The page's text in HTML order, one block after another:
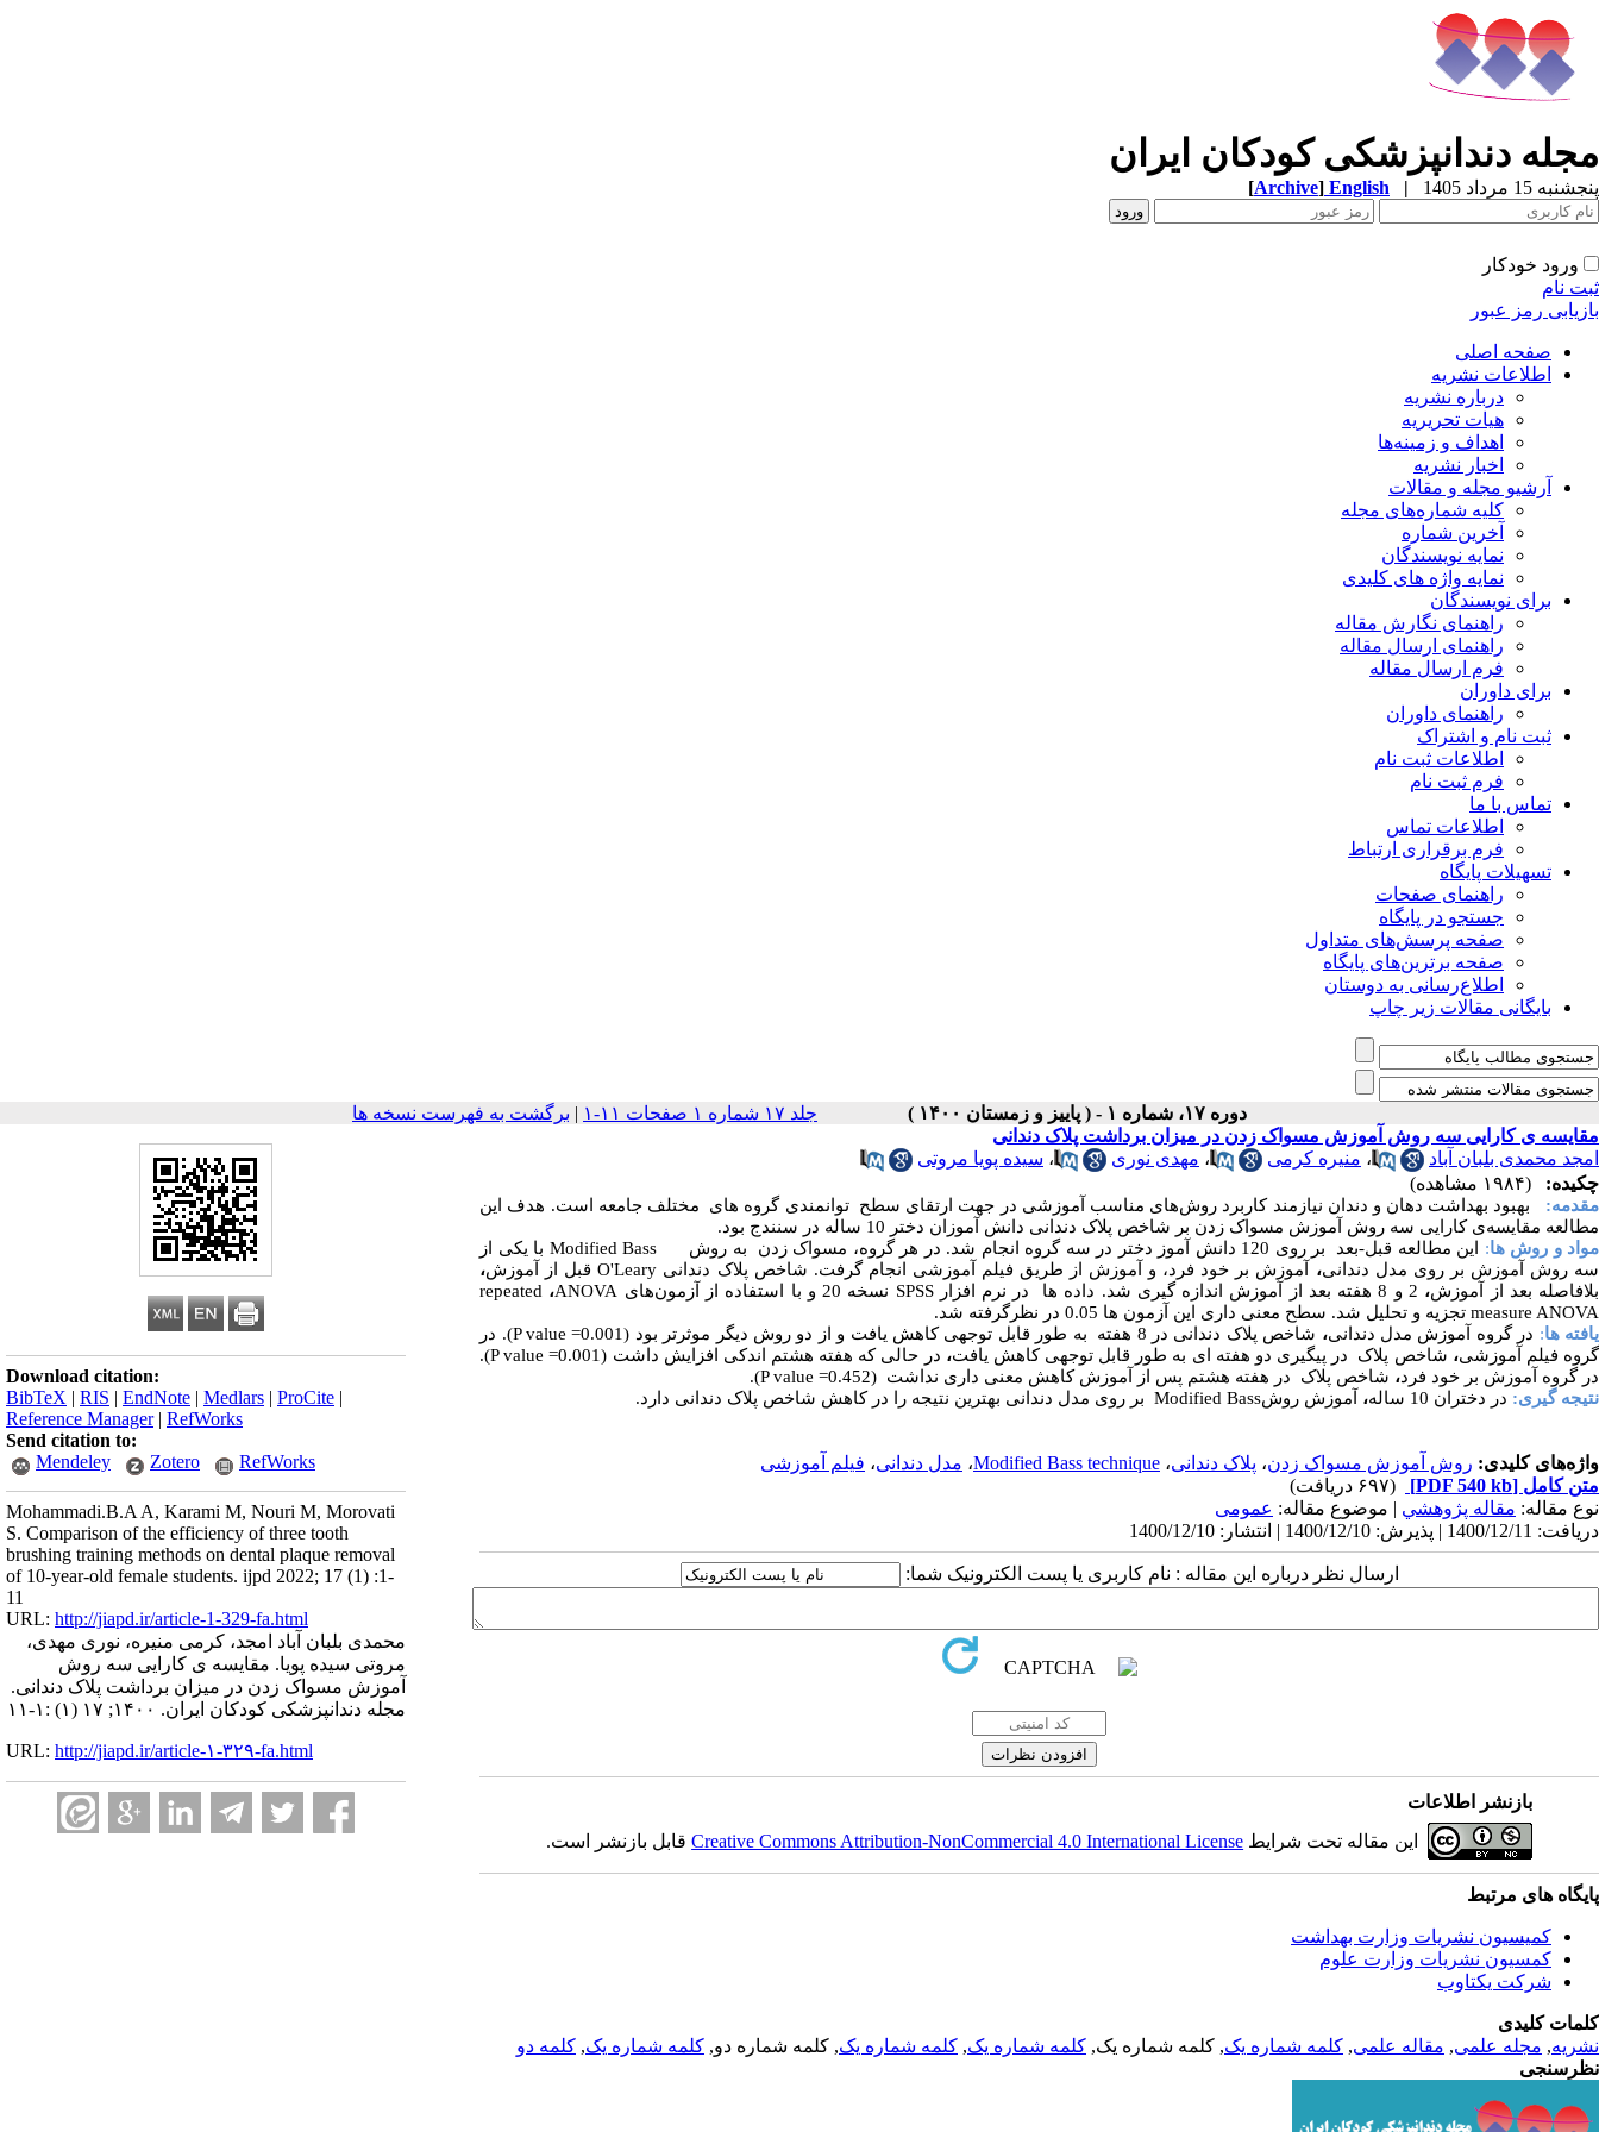
مجله دندانپزشکی کودکان ایران
پنجشنبه 15 مرداد 1405 |
English
[Archive]
ورود خودکار
ثبت نام
بازیابی رمز عبور
صفحه اصلی
اطلاعات نشریه
درباره نشریه
هیات تحریریه
اهداف و زمینه‌ها
اخبار نشریه
آرشیو مجله و مقالات
کلیه شماره‌های مجله
آخرین شماره
نمایه نویسندگان
نمایه واژه های کلیدی
برای نویسندگان
راهنمای نگارش مقاله
راهنمای ارسال مقاله
فرم ارسال مقاله
برای داوران
راهنمای داوران
ثبت نام و اشتراک
اطلاعات ثبت نام
فرم ثبت نام
تماس با ما
اطلاعات تماس
فرم برقراری ارتباط
تسهیلات پایگاه
راهنمای صفحات
جستجو در پایگاه
صفحه پرسش‌های متداول
صفحه برترین‌های پایگاه
اطلاع‌رسانی به دوستان
بایگانی مقالات زیر چاپ
دوره ۱۷، شماره ۱ - ( پاییز و زمستان ۱۴۰۰ ) جلد ۱۷ شماره ۱ صفحات ۱۱-۱ | برگشت به فهرست نسخه ها
Download citation:
BibTeX | RIS | EndNote | Medlars | ProCite |
Reference Manager| RefWorks
Send citation to:
Mendeley
Zotero RefWorks
Mohammadi.B.A A, Karami M, Nouri M, Morovati
S. Comparison of the efficiency of three tooth
brushing training methods on dental plaque removal
of 10-year-old female students. ijpd 2022; 17 (1) :1-
11
URL: http://jiapd.ir/article-1-329-fa.html
محمدی بلبان آباد امجد، کرمی منیره، نوری مهدی،
مروتی سیده پویا. مقایسه ی کارایی سه روش
آموزش مسواک زدن در میزان برداشت پلاک دندانی.
مجله دندانپزشکی کودکان ایران. ۱۴۰۰; ۱۷ (۱) :۱-۱۱
URL: http://jiapd.ir/article-۱-۳۲۹-fa.html
مقایسه ی کارایی سه روش آموزش مسواک زدن در میزان برداشت پلاک دندانی
امجد محمدی بلبان آباد
، منیره کرمی ، مهدی نوری ، سیده پویا مروتی
چکیده:
(۱۹۸۴ مشاهده)
مقدمه:
بهبود بهداشت دهان و دندان نیازمند کاربرد روش‌های مناسب آموزشی در جهت ارتقای سطح توانمندی گروه های مختلف جامعه است. هدف این
مطالعه مقایسه‌ی کارایی سه روش آموزش مسواک زدن بر شاخص پلاک دندانی دانش آموزان دختر 10 ساله در سنندج بود.
مواد و روش ها: این مطالعه قبل-بعد بر روی 120 دانش آموز دختر در سه گروه انجام شد. در هر گروه، مسواک زدن به روش Modified Bass با یکی از
سه روش آموزش بر روی مدل دندانی، آموزش بر خود فرد، و آموزش از طریق فیلم آموزشی انجام گرفت. شاخص پلاک دندانی O'Learyقبل از آموزش،
بلافاصله بعد از آموزش، 2 و 8 هفته بعد از آموزش اندازه گیری شد. داده ها در نرم افزار SPSS نسخه 20 و با استفاده از آزمون‌های ANOVA، repeated
measure ANOVA تجزیه و تحلیل شد. سطح معنی داری این آزمون ها 0.05 در نظرگرفته شد.
یافته ها: در گروه آموزش مدل دندانی، شاخص پلاک دندانی در 8 هفته به طور قابل توجهی کاهش یافت و از دو روش دیگر موثرتر بود (0.001 P value =). در
گروه فیلم آموزشی، شاخص پلاک در پیگیری دو هفته ای به طور قابل توجهی کاهش یافت، در حالی که هفته هشتم اندکی افزایش داشت (0.001 P value =
).
در گروه آموزش بر خود فرد، شاخص پلاک در هفته هشتم پس از آموزش کاهش معنی داری نداشت (0.452= P value
).
نتیجه گیری: در دختران 10 ساله ، آموزش روشModified Bass بر روی مدل دندانی بهترین نتیجه را در کاهش شاخص پلاک دندانی دارد.
واژه‌های کلیدی: روش آموزش مسواک زدن، پلاک دندانی، Modified Bass technique، مدل دندانی، فیلم آموزشی
متن کامل [PDF 540 kb]
(۶۹۷ دریافت)
نوع مقاله: مقاله پژوهشي | موضوع مقاله: عمومى
دریافت: 1400/12/11 | پذیرش: 1400/12/10 | انتشار: 1400/12/10
ارسال نظر درباره این مقاله : نام کاربری یا پست الکترونیک شما:
بازنشر اطلاعات
این مقاله تحت شرایط Creative Commons Attribution-NonCommercial 4.0 International Licenseقابل بازنشر است.
پایگاه های مرتبط
کمیسیون نشریات وزارت بهداشت
کمسیون نشریات وزارت علوم
شرکت یکتاوب
کلمات کلیدی
نشریه, مجله علمی, مقاله علمی, کلمه شماره یک, کلمه شماره یک, کلمه شماره یک, کلمه شماره یک, کلمه شماره دو, کلمه شماره یک, کلمه دو
نظرسنجی